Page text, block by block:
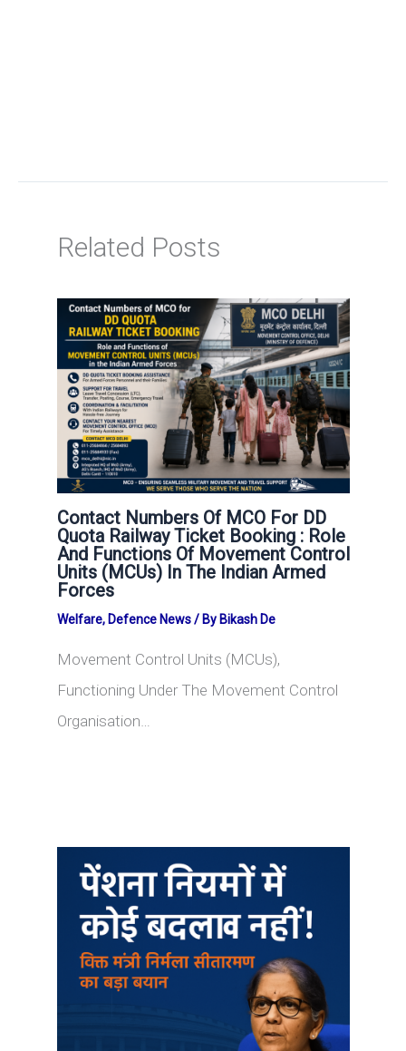
Related Posts
Contact Numbers Of MCO For DD
Quota Railway Ticket Booking : Role
And Functions Of Movement Control
Units (MCUs) In The Indian Armed
Forces
Welfare, Defence News/ By Bikash De
Movement Control Units (MCUs),
Functioning Under The Movement Control
Organisation…